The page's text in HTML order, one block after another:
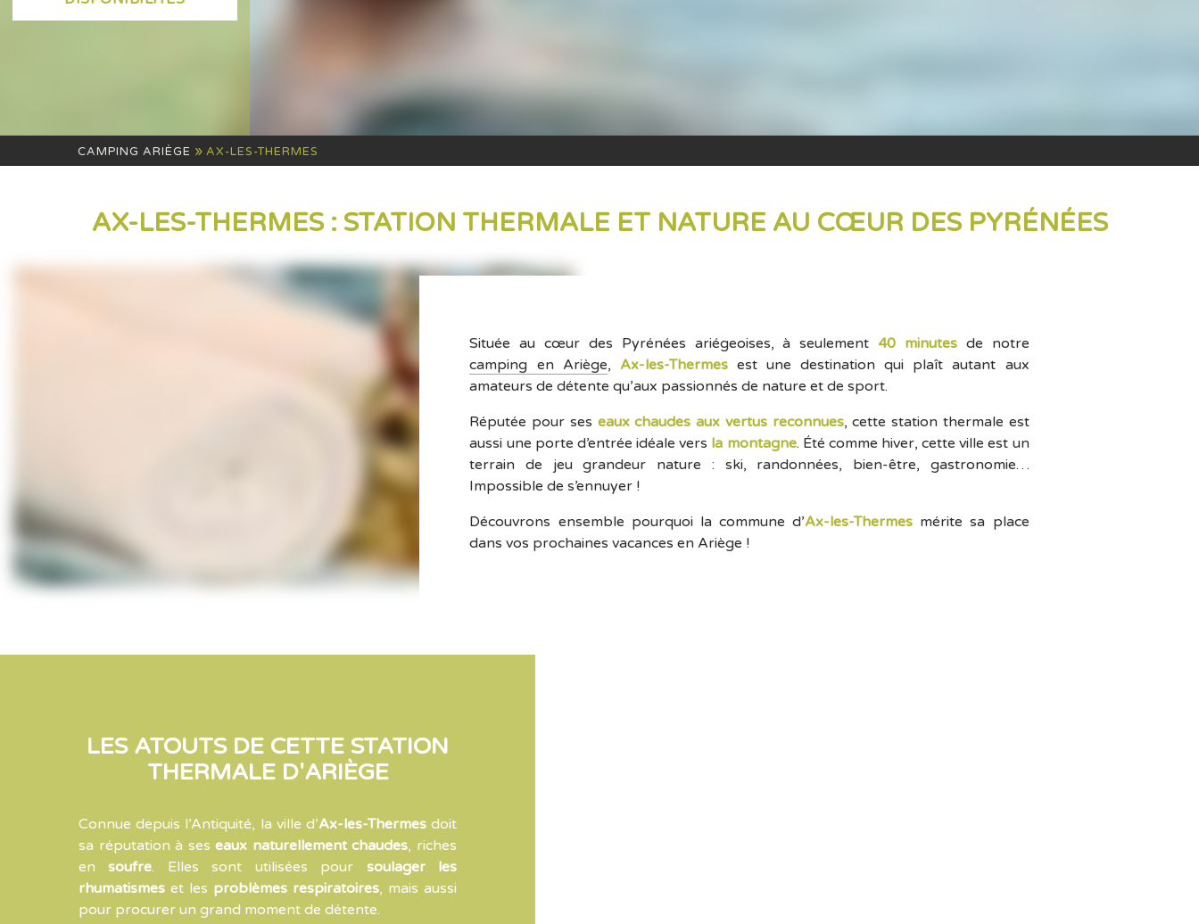
CAMPING ARIÈGE » AX-LES-THERMES
AX-LES-THERMES : STATION THERMALE ET NATURE AU CŒUR DES PYRÉNÉES
Située au cœur des Pyrénées ariégeoises, à seulement 40 minutesde notre
camping en Ariège, Ax-les-Thermesest une destination qui plaît autant aux
amateurs de détente qu’aux passionnés de nature et de sport.
Réputée pour ses eaux chaudes aux vertus reconnues, cette station thermale est
aussi une porte d’entrée idéale vers la montagne. Été comme hiver, cette ville est un
terrain de jeu grandeur nature : ski, randonnées, bien-être, gastronomie…
Impossible de s’ennuyer !
Découvrons ensemble pourquoi la commune d’Ax-les-Thermes mérite sa place
dans vos prochaines vacances en Ariège !
LES ATOUTS DE CETTE STATION
THERMALE D'ARIÈGE
Connue depuis l’Antiquité, la ville d’Ax-les-Thermesdoit
sa réputation à seseaux naturellement chaudes, riches
ensoufre. Elles sont utilisées pour soulager les
rhumatismes et les problèmes respiratoires, mais aussi
pour procurer un grand moment de détente.